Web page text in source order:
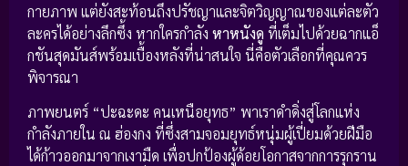
กายภาพ แต่ยังสะท้อนถึงปรัชญาและจิตวิญญาณของแต่ละตัว
ละครได้อย่างลึกซึ้ง หากใครกำลัง หาหนังดู ที่เต็มไปด้วยฉากแอ็
กชันสุดมันส์พร้อมเบื้องหลังที่น่าสนใจ นี่คือตัวเลือกที่คุณควร
พิจารณา
ภาพยนตร์ “ปะฉะดะ คนเหนือยุทธ” พาเราดำดิ่งสู่โลกแห่ง
กำลังภายใน ณ ฮ่องกง ที่ซึ่งสามจอมยุทธ์หนุ่มผู้เปี่ยมด้วยฝีมือ
ได้ก้าวออกมาจากเงามืด เพื่อปกป้องผู้ด้อยโอกาสจากการรุกราน